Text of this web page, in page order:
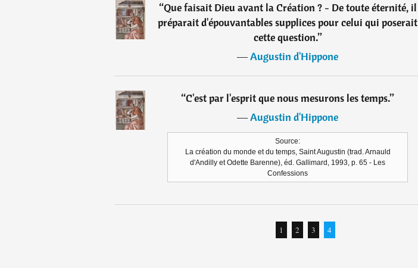
“Que faisait Dieu avant la Création ? - De toute éternité, il
préparait d'épouvantables supplices pour celui qui poserait
cette question.”
―Augustin d'Hippone
“C'est par l'esprit que nous mesurons les temps.”
―Augustin d'Hippone
Source:
La création du monde et du temps, Saint Augustin (trad. Arnauld
d'Andilly et Odette Barenne), éd. Gallimard, 1993, p. 65 - Les
Confessions
1 2 3 4